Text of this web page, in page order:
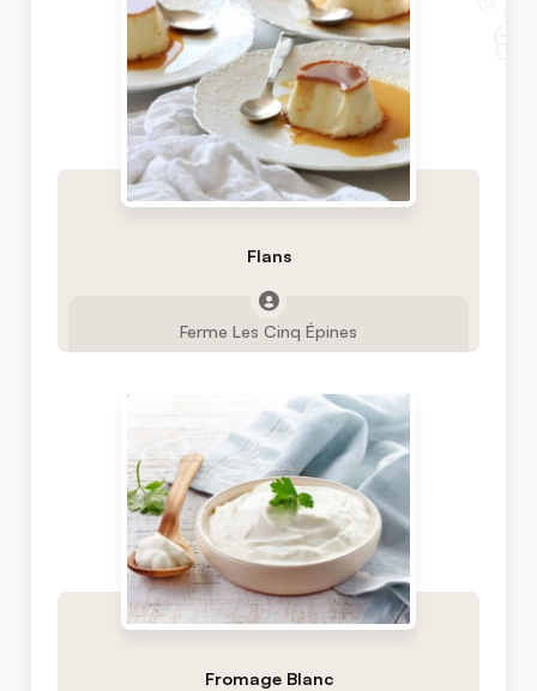
Flans
Ferme Les Cinq Épines
Fromage Blanc